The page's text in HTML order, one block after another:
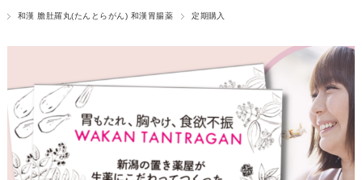
和漢 膽肚羅丸(たんとらがん) 和漢胃腸薬 定期購入